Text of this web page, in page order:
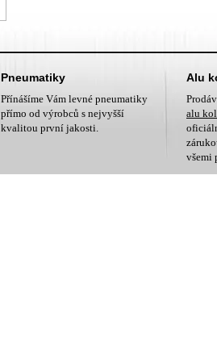
Pneumatiky
Přínášíme Vám levné pneumatiky
přímo od výrobců s nejvyšší
kvalitou první jakosti.
Alu
alu
všemi